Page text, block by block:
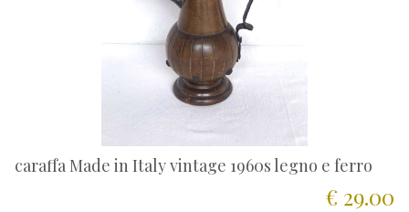
caraffa Made in Italy vintage 1960s legno e ferro
€ 29.00